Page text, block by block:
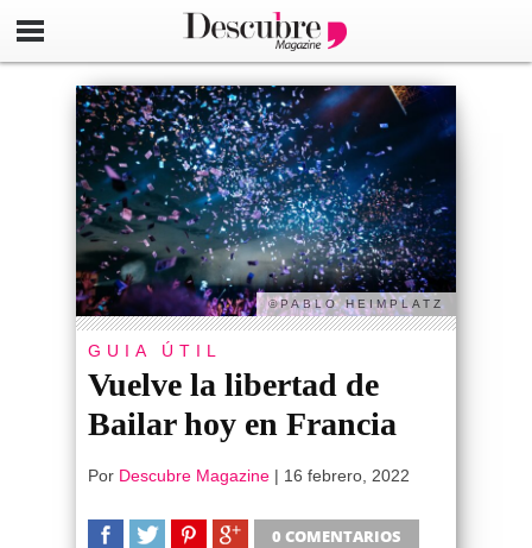
©PABLO HEIMPLATZ
GUIA ÚTIL
Vuelve la libertad de
Bailar hoy en Francia
Por Descubre Magazine | 16 febrero, 2022
0 COMENTARIOS